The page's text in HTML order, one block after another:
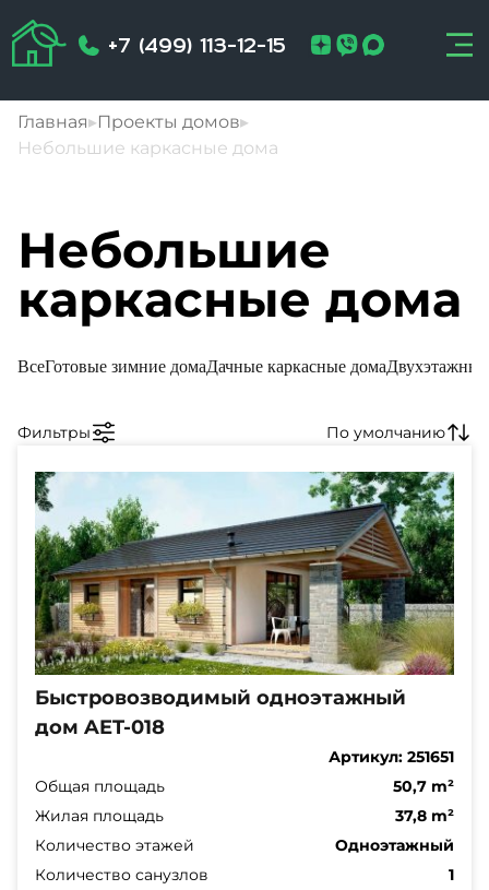
+7 (499) 113-12-15
Главная▸Проекты домов▸
Небольшие каркасные дома
Небольшие
каркасные дома
ВсеГотовые зимние домаДачные каркасные дома
Фильтры По умолчанию
Быстровозводимый одноэтажный
дом AET-018
Артикул: 251651
Общая площадь
50,7 m²
Жилая площадь
37,8 m²
Количество этажей
Одноэтажный
Количество санузлов
1